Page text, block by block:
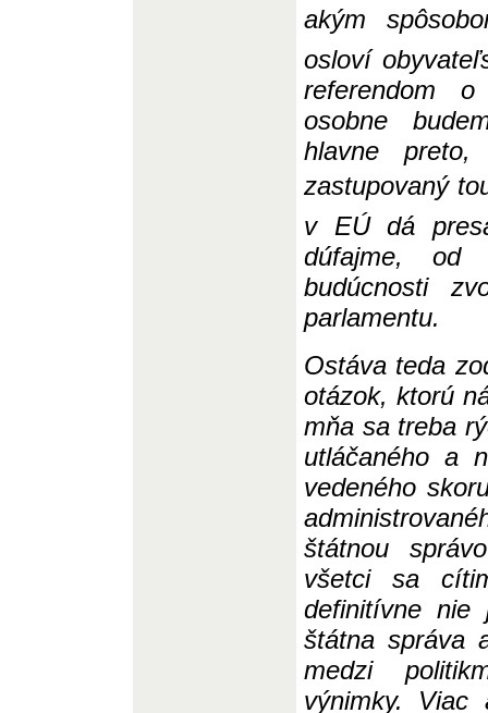
akým
osloví
referendom
osobne
hlavne
zastupovaný
v EÚ dá
dúfajme,
budúcnosti
parlamentu.
Ostáva teda
otázok, ktorú
mňa sa treba
utláčaného a
vedeného
štátnou
všetci sa
definitívne nie
štátna správa
medzi
výnimky. Viac